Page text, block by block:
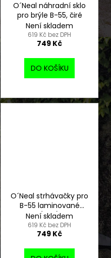
O´Neal náhradní sklo
pro brýle B-55, čiré
Není skladem
619 Kč bez DPH
749 Kč
DO KOŠÍKU
O´Neal strhávačky pro
B-55 laminované
(21ks)
Není skladem
619 Kč bez DPH
749 Kč